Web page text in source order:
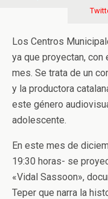
Los Centros
ya que proyectan, con
mes. Se trata de un
y la productora
este género
adolescente.
En este mes de
19:30 horas- se
«Vidal Sassoon»,
Teper que narra la